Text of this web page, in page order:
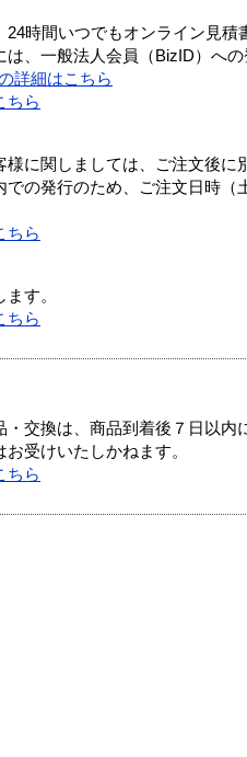
時間いつでもオンライン見積
、一般法人会員（BizID）への
詳細はこちら
ちら
に関しましては、ご注文後に
での発行のため、ご注文日時
ちら
す。
ちら
・交換は、商品到着後７日以
受けいたしかねます。
ちら